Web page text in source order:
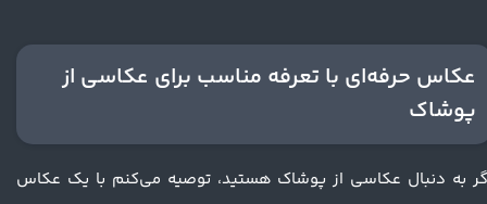
به دنبال عکاسی از پوشاک هستید، توصیه می‌کنم با یک عکاس
عکاس حرفه‌ای با تعرفه مناسب برای عکاسی از
پوشاک